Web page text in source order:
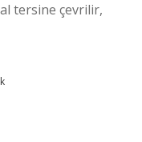
tersine çevrilir,